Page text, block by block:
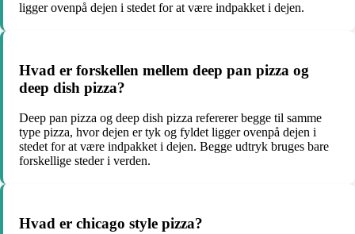
ligger ovenpå dejen i stedet for at være indpakket i dejen.
Hvad er forskellen mellem deep pan pizza og
deep dish pizza?
Deep pan pizza og deep dish pizza refererer begge til samme
type pizza, hvor dejen er tyk og fyldet ligger ovenpå dejen i
stedet for at være indpakket i dejen. Begge udtryk bruges bare
forskellige steder i verden.
Hvad er chicago style pizza?